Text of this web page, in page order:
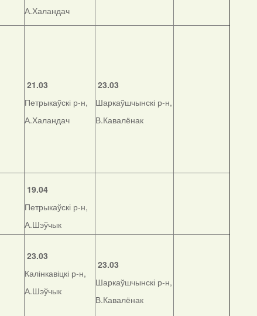
А.Халандач
21.03
Петрыкаўскі р-н,
А.Халандач
23.03
Шаркаўшчынскі р-н,
В.Кавалёнак
19.04
Петрыкаўскі р-н,
А.Шэўчык
23.03
Калінкавіцкі р-н,
А.Шэўчык
23.03
Шаркаўшчынскі р-н,
В.Кавалёнак